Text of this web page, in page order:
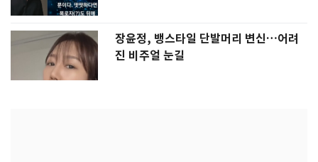
장윤정, 뱅스타일 단발머리 변신…어려
진 비주얼 눈길